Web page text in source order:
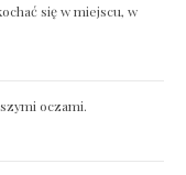
się w miejscu, w
oczami.